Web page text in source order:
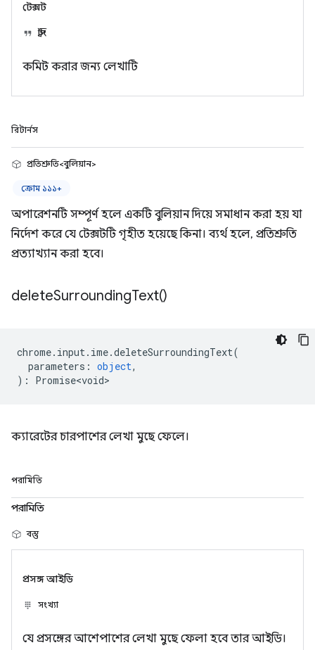
টেক্সট
স্ট্রিং
কমিট করার জন্য লেখাটি
রিটার্নস
প্রতিশ্রুতি<বুলিয়ান>
ক্রোম ১১১+
অপারেশনটি সম্পূর্ণ হলে একটি বুলিয়ান দিয়ে সমাধান করা হয় যা
নির্দেশ করে যে টেক্সটটি গৃহীত হয়েছে কিনা। ব্যর্থ হলে, প্রতিশ্রুতি
প্রত্যাখ্যান করা হবে।
deleteSurroundingText()
chrome. input. ime.deleteSurroundingText(
parameters : object,
) : Promise<void>
ক্যারেটের চারপাশের লেখা মুছে ফেলে।
পরামিতি
পরামিতি
বস্তু
প্রসঙ্গ আইডি
সংখ্যা
যে প্রসঙ্গের আশেপাশের লেখা মুছে ফেলা হবে তার আইডি।